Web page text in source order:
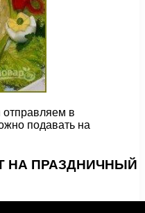
отправляем в
подавать на
НА ПРАЗДНИЧНЫЙ